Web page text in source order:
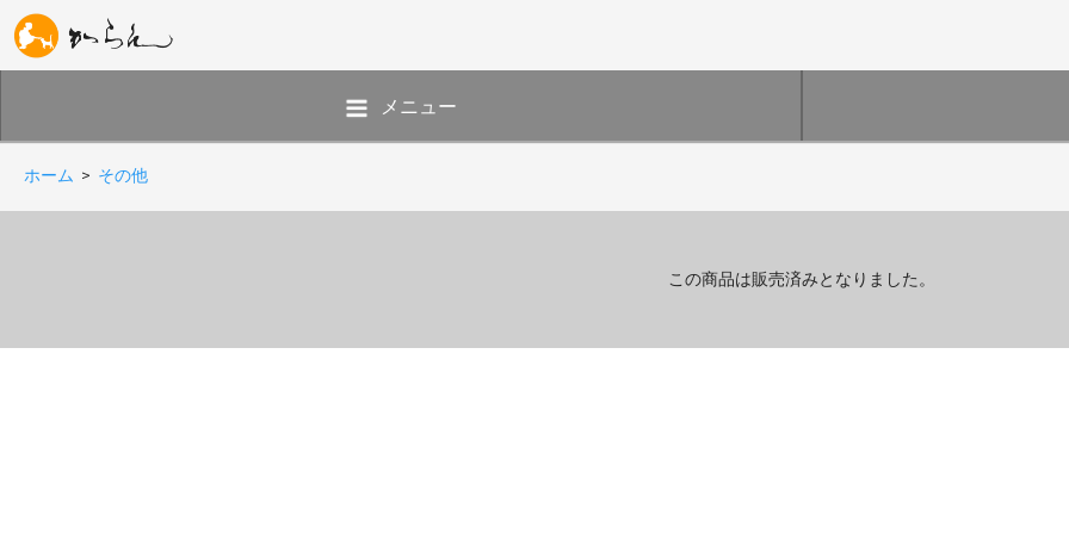
メニュー
ホーム > その他
この商品は販売済みとなりました。